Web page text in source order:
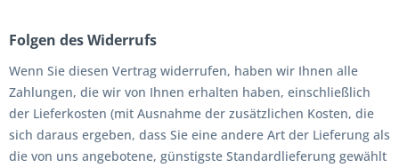
Folgen des Widerrufs
Wenn Sie diesen Vertrag widerrufen, haben wir Ihnen alle
Zahlungen, die wir von Ihnen erhalten haben, einschließlich
der Lieferkosten (mit Ausnahme der zusätzlichen Kosten, die
sich daraus ergeben, dass Sie eine andere Art der Lieferung als
die von uns angebotene, günstigste Standardlieferung gewählt